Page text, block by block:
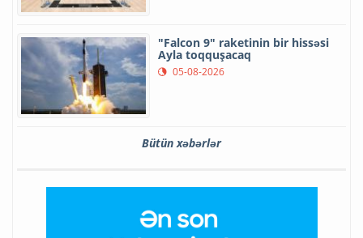
"Falcon 9" raketinin bir hissəsi
Ayla toqquşacaq
05-08-2026
Bütün xəbərlər